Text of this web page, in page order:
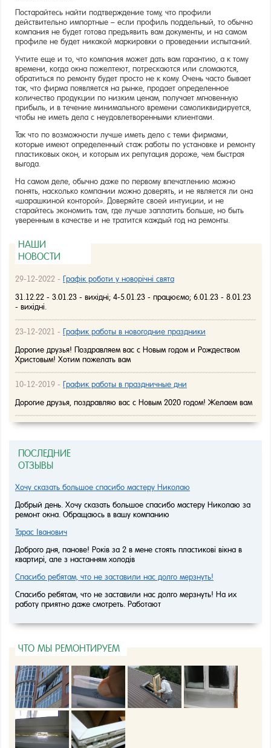
Постарайтесь найти подтверждение тому, что профили
действительно импортные – если профиль поддельный, то обычно
компания не будет готова предъявить вам документы, и на самом
профиле не будет никакой маркировки о проведении испытаний.
Учтите еще и то, что компания может дать вам гарантию, а к тому
времени, когда окна пожелтеют, потрескаются или сломаются,
обратиться по ремонту будет просто не к кому. Очень часто бывает
так, что фирма появляется на рынке, продает определенное
количество продукции по низким ценам, получает мгновенную
прибыль, и в течение минимального времени самоликвидируется,
чтобы не иметь дела с неудовлетворенными клиентами.
Так что по возможности лучше иметь дело с теми фирмами,
которые имеют определенный стаж работы по установке и ремонту
пластиковых окон, и которым их репутация дороже, чем быстрая
выгода.
На самом деле, обычно даже по первому впечатлению можно
понять, насколько компании можно доверять, и не является ли она
«шарашкиной конторой». Доверяйте своей интуиции, и не
старайтесь экономить там, где лучше заплатить больше, но быть
уверенным в качестве и не тратится каждый год на ремонты.
НАШИ
НОВОСТИ
29-12-2022 - Графік роботи у новорічні свята
31.12.22 - 3.01.23 - вихідні; 4-5.01.23 - працюємо; 6.01.23 - 8.01.23
- вихідні.
23-12-2021 - График работы в новогодние праздники
Дорогие друзья! Поздравляем вас с Новым годом и Рождеством
Христовым! Хотим пожелать вам
10-12-2019 - График работы в праздничные дни
Дорогие друзья, поздравляю вас с Новым 2020 годом! Желаем вам
ПОСЛЕДНИЕ
ОТЗЫВЫ
Хочу сказать большое спасибо мастеру Николаю
Добрый день. Хочу сказать большое спасибо мастеру Николаю за
ремонт окна. Обращаюсь в вашу компанию
Тарас Іванович
Доброго дня, панове! Років за 2 в мене стоять пластикові вікна в
квартирі, але з настанням холодів
Спасибо ребятам, что не заставили нас долго мерзнуть!
Спасибо ребятам, что не заставили нас долго мерзнуть! На их
работу приятно даже смотреть. Работают
ЧТО МЫ РЕМОНТИРУЕМ